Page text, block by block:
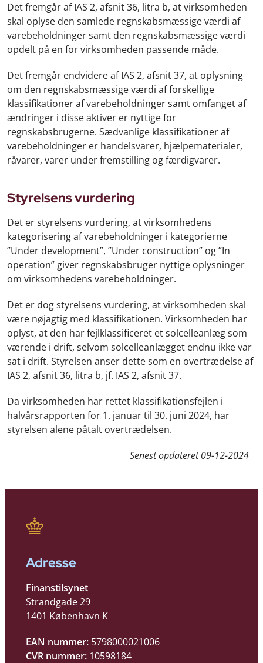
Det fremgår af IAS 2, afsnit 36, litra b, at virksomheden
skal oplyse den samlede regnskabsmæssige værdi af
varebeholdninger samt den regnskabsmæssige værdi
opdelt på en for virksomheden passende måde.
Det fremgår endvidere af IAS 2, afsnit 37, at oplysning
om den regnskabsmæssige værdi af forskellige
klassifikationer af varebeholdninger samt omfanget af
ændringer i disse aktiver er nyttige for
regnskabsbrugerne. Sædvanlige klassifikationer af
varebeholdninger er handelsvarer, hjælpematerialer,
råvarer, varer under fremstilling og færdigvarer.
Styrelsens vurdering
Det er styrelsens vurdering, at virksomhedens
kategorisering af varebeholdninger i kategorierne
”Under development”, ”Under construction” og ”In
operation” giver regnskabsbruger nyttige oplysninger
om virksomhedens varebeholdninger.
Det er dog styrelsens vurdering, at virksomheden skal
være nøjagtig med klassifikationen. Virksomheden har
oplyst, at den har fejlklassificeret et solcelleanlæg som
værende i drift, selvom solcelleanlægget endnu ikke var
sat i drift. Styrelsen anser dette som en overtrædelse af
IAS 2, afsnit 36, litra b, jf. IAS 2, afsnit 37.
Da virksomheden har rettet klassifikationsfejlen i
halvårsrapporten for 1. januar til 30. juni 2024, har
styrelsen alene påtalt overtrædelsen.
Senest opdateret09-12-2024
Adresse
Finanstilsynet
Strandgade 29
1401 København K
EAN nummer: 5798000021006
CVR nummer: 10598184